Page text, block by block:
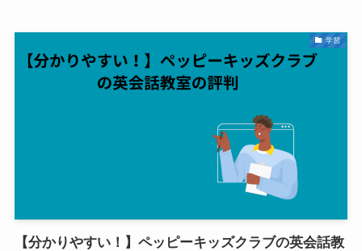
学習
【分かりやすい！】ペッピーキッズクラブの英会話教